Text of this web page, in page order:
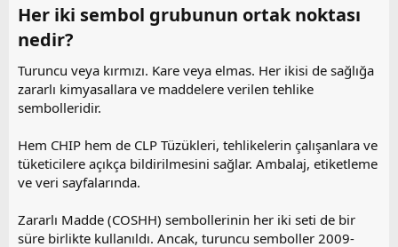
Her iki sembol grubunun ortak noktası
nedir?​
Turuncu veya kırmızı. Kare veya elmas. Her ikisi de sağlığa
zararlı kimyasallara ve maddelere verilen tehlike
sembolleridir.
Hem CHIP hem de CLP Tüzükleri, tehlikelerin çalışanlara ve
tüketicilere açıkça bildirilmesini sağlar. Ambalaj, etiketleme
ve veri sayfalarında.
Zararlı Madde (COSHH) sembollerinin her iki seti de bir
süre birlikte kullanıldı. Ancak, turuncu semboller 2009-